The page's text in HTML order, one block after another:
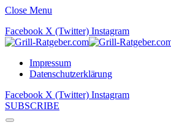
Close Menu
Facebook X (Twitter) Instagram
Impressum
Datenschutzerklärung
Facebook X (Twitter) Instagram
SUBSCRIBE